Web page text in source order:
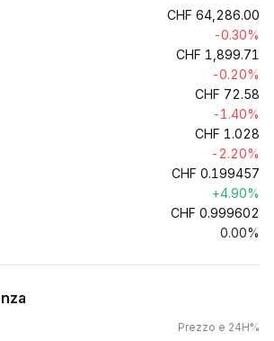
CHF 64,286.00
-0.30%
CHF 1,899.71
-0.20%
CHF 72.58
-1.40%
CHF 1.028
-2.20%
CHF 0.199457
+4.90%
CHF 0.999602
0.00%
Prezzo e 24H%